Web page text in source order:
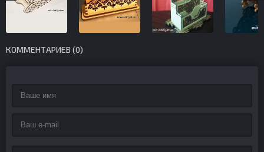
КОММЕНТАРИЕВ (0)